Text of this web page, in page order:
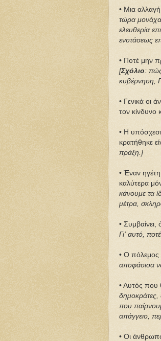
• Μια
τώρα μονάχα
ελευθερία
ενστάσεως
• Ποτέ μην
[Σχόλιο: πώς
κυβέρνηση;
• Γενικά οι
τον κίνδυνο
• Η
κρατήθηκε
πράξη.]
• Έναν
καλύτερα
κάνουμε τα
μέτρα,
• Συμβαίνει,
Γι' αυτό,
• Ο πόλεμος
αποφάσισα
• Αυτός που
δημοκράτες,
που
απάγγειο,
• Οι